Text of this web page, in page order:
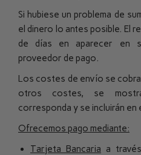
Si hubiese un problema de
el dinero lo antes posible. El
de días en aparecer en
proveedor de pago.
Los costes de envío se
otros costes, se
corresponda y se incluirán
Ofrecemos pago mediante:
Tarjeta Bancaria a